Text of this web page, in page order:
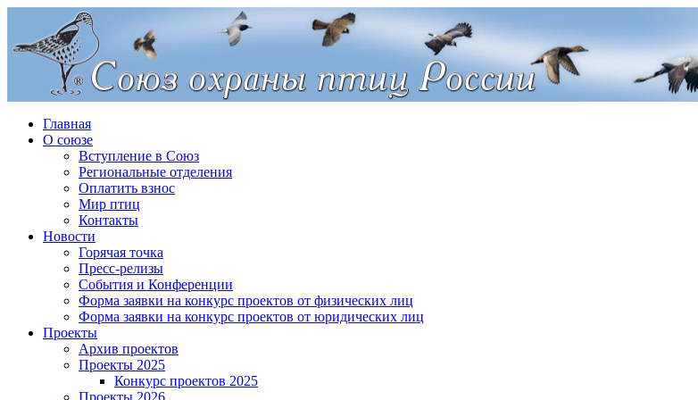
Главная
О союзе
Вступление в Союз
Региональные отделения
Оплатить взнос
Мир птиц
Контакты
Новости
Горячая точка
Пресс-релизы
События и Конференции
Форма заявки на конкурс проектов от физических лиц
Форма заявки на конкурс проектов от юридических лиц
Проекты
Архив проектов
Проекты 2025
Конкурс проектов 2025
Проекты 2026